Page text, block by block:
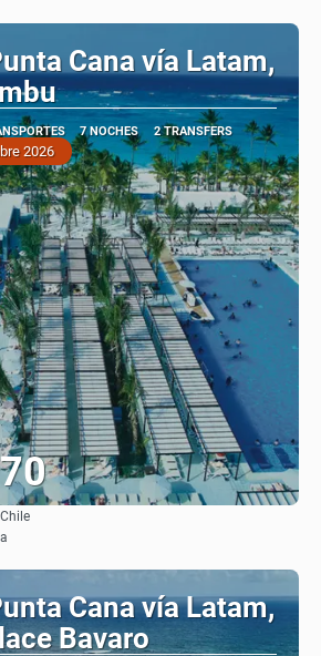
Cana vía Latam,
7 NOCHES 2 TRANSFERS
2026
Cana vía Latam,
Bavaro